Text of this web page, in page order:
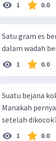
1 0.0
Satu gram es
dalam wadah
1 0.0
Suatu bejana
Manakah
1 0.0